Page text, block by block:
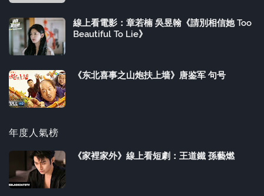
線上看電影：章若楠 吳昱翰《請別相信她 Too
Beautiful To Lie》
《东北喜事之山炮扶上墙》唐鉴军 句号
年度人氣榜
《家裡家外》線上看短劇：王道鐵 孫藝燃